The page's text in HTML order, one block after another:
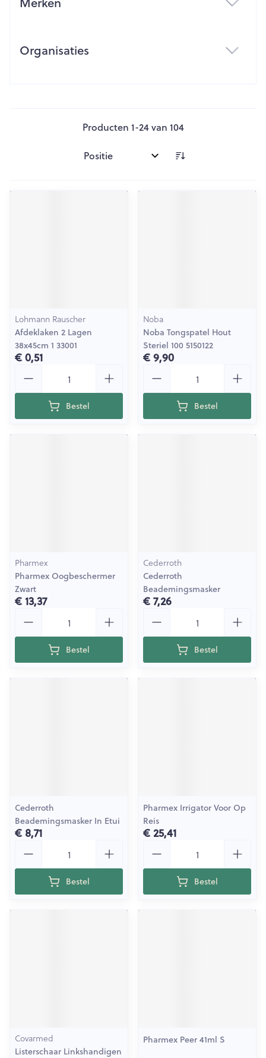
Organisaties
Producten 1-24van 104
Sorteer op:
Lohmann Rauscher
Afdeklaken 2 Lagen
38x45cm 1 33001
€ 0,51
Bestel
Noba
Noba Tongspatel Hout
Steriel 100 5150122
€ 9,90
Bestel
Pharmex
Pharmex Oogbeschermer
Zwart
€ 13,37
Bestel
Cederroth
Cederroth
Beademingsmasker
€ 7,26
Bestel
Cederroth
Beademingsmasker In Etui
€ 8,71
Bestel
Pharmex Irrigator Voor Op
Reis
€ 25,41
Bestel
Covarmed
Listerschaar Linkshandigen
Pharmex Peer 41ml S